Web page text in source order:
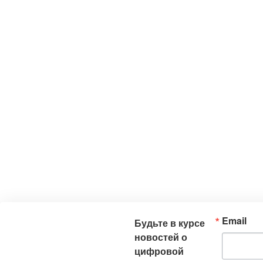
Будьте в курсе
новостей о
цифровой
Email